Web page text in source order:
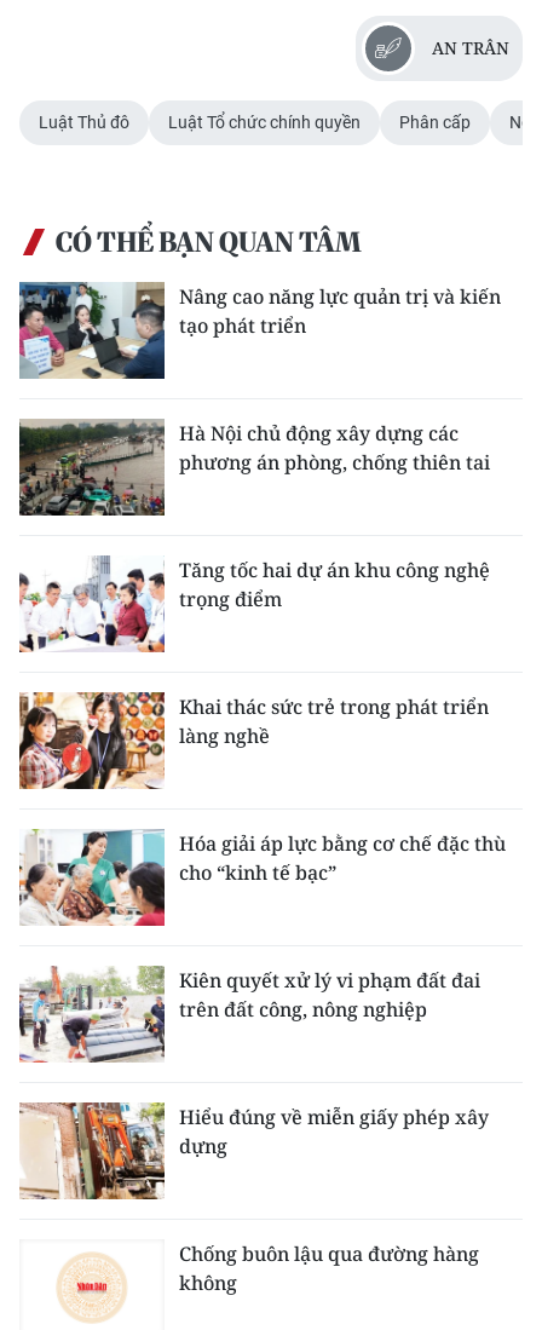
AN TRÂN
Luật Thủ đô Luật Tổ chức chính quyền Phân cấp
CÓ THỂ BẠN QUAN TÂM
Nâng cao năng lực quản trị và kiến
tạo phát triển
Hà Nội chủ động xây dựng các
phương án phòng, chống thiên tai
Tăng tốc hai dự án khu công nghệ
trọng điểm
Khai thác sức trẻ trong phát triển
làng nghề
Hóa giải áp lực bằng cơ chế đặc thù
cho “kinh tế bạc”
Kiên quyết xử lý vi phạm đất đai
trên đất công, nông nghiệp
Hiểu đúng về miễn giấy phép xây
dựng
Chống buôn lậu qua đường hàng
không